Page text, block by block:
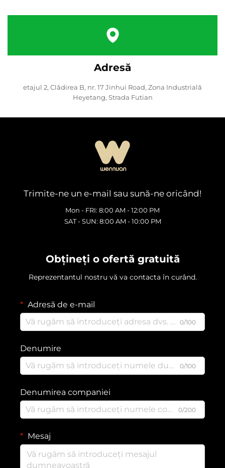
Adresă
etajul 2, Clădirea B, nr. 17 Jinhui Road, Zona Industrială
Heyetang, Strada Futian
Trimite-ne un e-mail sau sună-ne oricând!
Mon - FRI: 8:00 AM - 12:00 PM
SAT - SUN: 8:00 AM - 10:00 PM
Obțineți o ofertă gratuită
Reprezentantul nostru vă va contacta în curând.
Adresă de e-mail
0/100
Denumire
0/100
Denumirea companiei
0/200
Mesaj